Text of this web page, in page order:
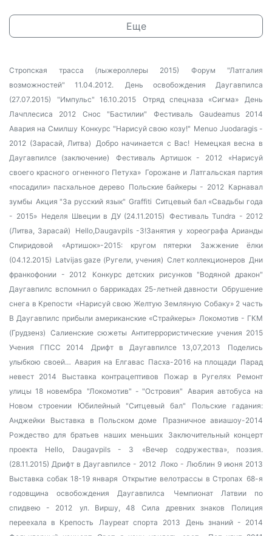
Еще
Стропская трасса (лыжероллеры 2015)
Форум "Латгалия
возможностей" 11.04.2012.
День освобождения Даугавпилса
(27.07.2015)
"Импульс" 16.10.2015 Отряд спецназа «Сигма»
День
Лачплесиса 2012
Снос "Бастилии"
Фестиваль Gaudeamus 2014
Авария на Смилшу Конкурс "Нарисуй свою козу!" Menuo Juodaragis -
2012 (Зарасай, Литва) Добро начинается с Вас! Немецкая весна в
Даугавпилсе (заключение)
Фестиваль Артишок - 2012
«Нарисуй
своего красного огненного Петуха» Горожане и Латгальская партия
«посадили» пасхальное дерево Польские байкеры - 2012 Карнавал
зумбы Акция "За русский язык" Graffiti Ситцевый бал «Свадьбы года
- 2015» Неделя Швеции в ДУ (24.11.2015) Фестиваль Tundra - 2012
(Литва, Зарасай)
Hello,Daugavpils -3!Занятия у хореографа Арианды
Спиридовой
«Артишок»-2015: кругом пятерки
Зажжение ёлки
(04.12.2015) Latvijas gaze (Ругели, учения) Слет коллекционеров Дни
франкофонии - 2012
Конкурс детских рисунков "Водяной дракон"
Даугавпилс вспомнил о баррикадах 25-летней давности Обрушение
снега в Крепости «Нарисуй свою Желтую Земляную Собаку» 2 часть
В Даугавпилс прибыли американские «Страйкеры» Локомотив - ГКМ
(Грудзенз) Салиенские сюжеты Антитеррористические учения 2015
Учения ГПСС 2014
Дрифт в Даугавпилсе 13,07,2013
Поделись
улыбкою своей… Авария на Елгавас Пасха-2016 на площади Парад
невест 2014
Выставка контрацептивов Пожар в Ругелях
Ремонт
улицы 18 новембра
"Локомотив" - "Островия"
Авария автобуса на
Новом строении
Юбилейный "Ситцевый бал"
Польские гадания:
Анджейки
Выставка в Польском доме
Празничное авиашоу-2014
Рождество для братьев наших меньших
Заключительный концерт
проекта Hello, Daugavpils - 3
«Вечер содружества», поэзия.
(28.11.2015)Дрифт в Даугавпилсе - 2012 Локо - Люблин 9 июня 2013
Выставка собак 18-19 января Открытие велотрассы в Стропах 68-я
годовщина освобождения Даугавпилса
Чемпионат Латвии по
спидвею - 2012
ул. Виршу, 48 Сила древних знаков
Полиция
переехала в Крепость
Лауреат спорта 2013
День знаний - 2014